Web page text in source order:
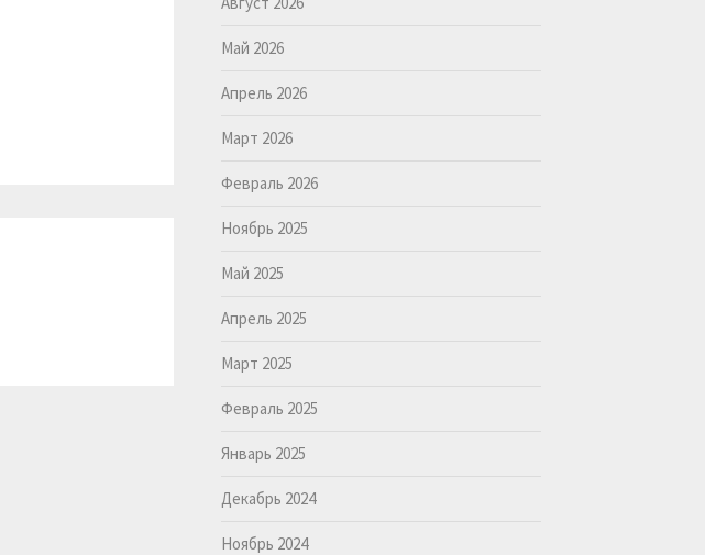
Май 2026
Апрель 2026
Март 2026
Февраль 2026
Ноябрь 2025
Май 2025
Апрель 2025
Март 2025
Февраль 2025
Январь 2025
Декабрь 2024
Ноябрь 2024